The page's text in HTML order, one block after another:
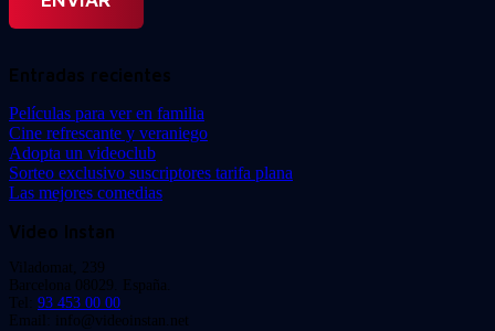
Entradas recientes
Películas para ver en familia
Cine refrescante y veraniego
Adopta un videoclub
Sorteo exclusivo suscriptores tarifa plana
Las mejores comedias
Video Instan
Viladomat, 239
Barcelona 08029. España.
Tel: 93 453 00 00
Email: info@videoinstan.net